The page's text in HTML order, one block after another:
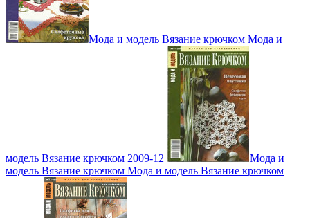
Мода и модель Вязание крючком Мода и
модель Вязание крючком 2009-12
Мода и
модель Вязание крючком Мода и модель Вязание крючком